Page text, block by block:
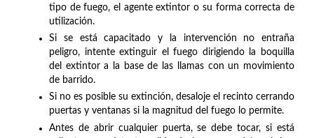
tipo de fuego, el agente extintor o su forma correcta de
utilización.
Si se está capacitado y la intervención no entraña
peligro, intente extinguir el fuego dirigiendo la boquilla
del extintor a la base de las llamas con un movimiento
de barrido.
Si no es posible su extinción, desaloje el recinto cerrando
puertas y ventanas si la magnitud del fuego lo permite.
Antes de abrir cualquier puerta, se debe tocar, si está